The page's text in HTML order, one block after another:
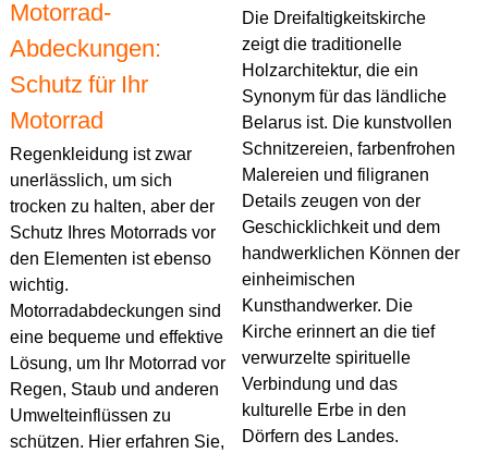
Motorrad-
Abdeckungen:
Schutz für Ihr
Motorrad
Regenkleidung ist zwar
unerlässlich, um sich
trocken zu halten, aber der
Schutz Ihres Motorrads vor
den Elementen ist ebenso
wichtig.
Motorradabdeckungen sind
eine bequeme und effektive
Lösung, um Ihr Motorrad vor
Regen, Staub und anderen
Umwelteinflüssen zu
schützen. Hier erfahren Sie,
Die Dreifaltigkeitskirche
zeigt die traditionelle
Holzarchitektur, die ein
Synonym für das ländliche
Belarus ist. Die kunstvollen
Schnitzereien, farbenfrohen
Malereien und filigranen
Details zeugen von der
Geschicklichkeit und dem
handwerklichen Können der
einheimischen
Kunsthandwerker. Die
Kirche erinnert an die tief
verwurzelte spirituelle
Verbindung und das
kulturelle Erbe in den
Dörfern des Landes.